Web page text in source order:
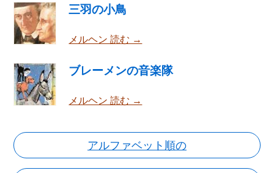
三羽の小鳥
メルヘン 読む →
ブレーメンの音楽隊
メルヘン 読む →
アルファベット順の